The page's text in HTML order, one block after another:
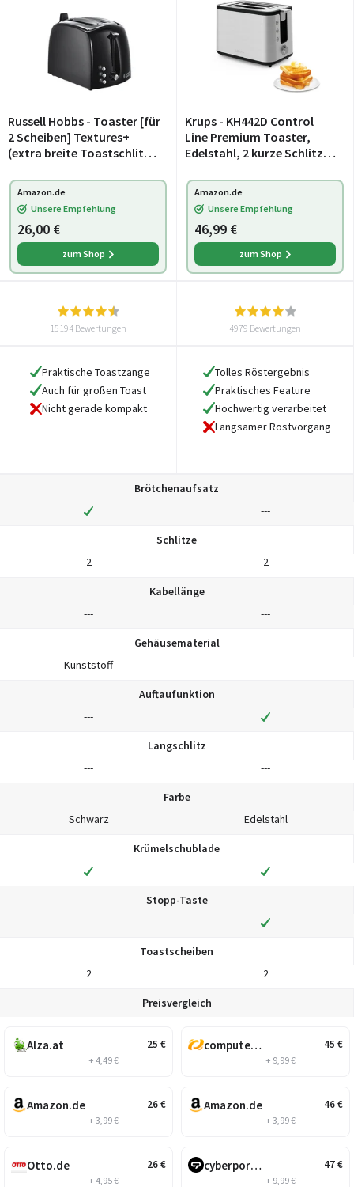
Russell Hobbs - Toaster [für
2 Scheiben] Textures+
(extra breite Toastschlitze,
integrierte Toast-Zange, 6
Bräunungsstufen + Auftau-
& Aufwärm
Krups - KH442D Control
Line Premium Toaster,
Edelstahl, 2 kurze Schlitze
Brötchenaufsatz, 6
Bräunungsgrade, 850 W,
23.6 x 32.4 x 20.2 cm, Silb
Amazon.de
Unsere Empfehlung
26,00 €
zum Shop
Amazon.de
Unsere Empfehlung
46,99 €
zum Shop
15194 Bewertungen 4979 Bewertungen
Praktische Toastzange
Auch für großen Toast
Nicht gerade kompakt
Tolles Röstergebnis
Praktisches Feature
Hochwertig verarbeitet
Langsamer Röstvorgang
Brötchenaufsatz
---
Schlitze
2
2
Kabellänge
---
---
Gehäusematerial
Kunststoff
---
Auftaufunktion
---
Langschlitz
---
---
Farbe
Schwarz
Edelstahl
Krümelschublade
Stopp-Taste
---
Toastscheiben
2
2
Preisvergleich
25 €
Alza.at
+ 4,49 €
26€
Amazon.de
+ 3,99 €
26€
Otto.de
+ 4,95 €
45 €
computeruniverse.net
+ 9,99 €
46€
Amazon.de
+ 3,99 €
47€
cyberport.at
+ 9,99 €